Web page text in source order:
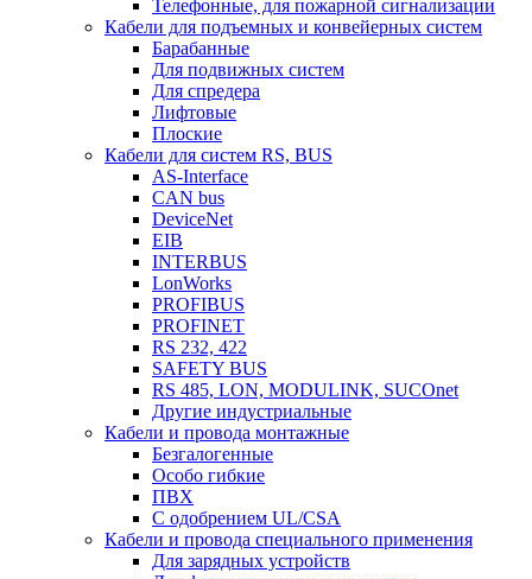
Телефонные, для пожарной сигнализации
Кабели для подъемных и конвейерных систем
Барабанные
Для подвижных систем
Для спредера
Лифтовые
Плоские
Кабели для систем RS, BUS
AS-Interface
CAN bus
DeviceNet
EIB
INTERBUS
LonWorks
PROFIBUS
PROFINET
RS 232, 422
SAFETY BUS
RS 485, LON, MODULINK, SUCOnet
Другие индустриальные
Кабели и провода монтажные
Безгалогенные
Особо гибкие
ПВХ
С одобрением UL/CSA
Кабели и провода специального применения
Для зарядных устройств